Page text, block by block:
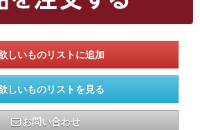
しいものリストを見る
お問い合わせ